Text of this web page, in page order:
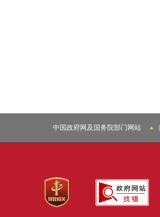
中国政府网及国务院部门网站